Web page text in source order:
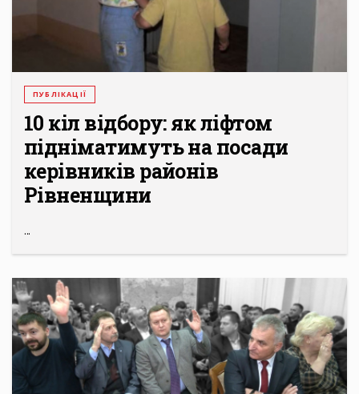
ПУБЛІКАЦІЇ
10 кіл відбору: як ліфтом
підніматимуть на посади
керівників районів
Рівненщини
...